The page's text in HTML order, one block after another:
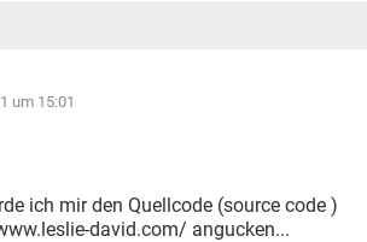
um 15:01
ich mir den Quellcode (source code )
david.com/ angucken...